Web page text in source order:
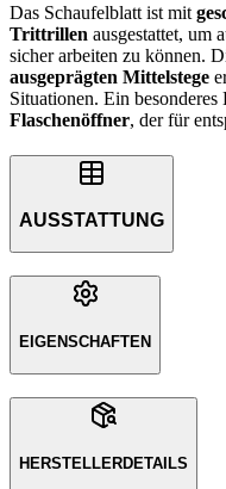
Das Schaufelblatt ist mit
Trittrillen ausgestattet, um
sicher arbeiten zu können.
ausgeprägten Mittelstege
Situationen. Ein
Flaschenöffner, der für
AUSSTATTUNG
EIGENSCHAFTEN
HERSTELLERDETAILS